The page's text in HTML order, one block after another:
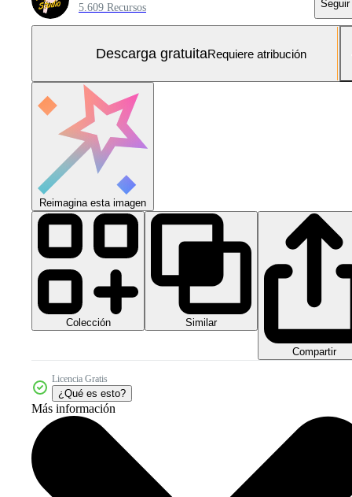
5.609 Recursos Seguir
Descarga gratuitaRequiere atribución
Reimagina esta imagen
Colección Similar
Compartir
Licencia Gratis
¿Qué es esto?
Más información